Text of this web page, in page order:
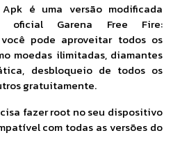
é uma versão modificada
oficial Garena Free Fire:
pode aproveitar todos os
moedas ilimitadas, diamantes
desbloqueio de todos os
gratuitamente.
fazer root no seu dispositivo
com todas as versões do